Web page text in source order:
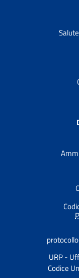
URP -
Codice